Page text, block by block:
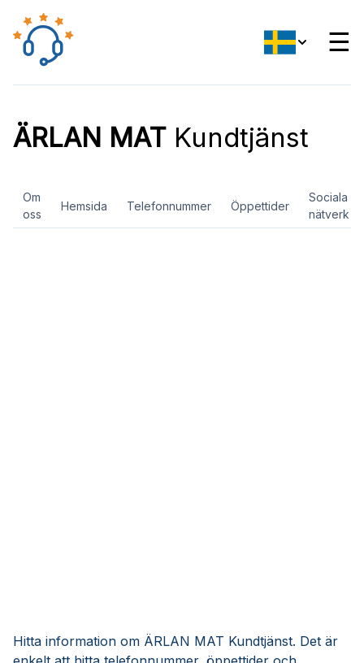
☰
ÄRLAN MAT Kundtjänst
Om
oss
Hemsida Telefonnummer Öppettider
Sociala
nätverk
Hitta information om ÄRLAN MAT Kundtjänst. Det är